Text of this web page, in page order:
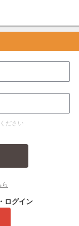
ださい
ら
ログイン